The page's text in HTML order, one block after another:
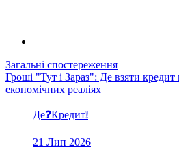
Загальні спостереження
Гроші "Тут і Зараз": Де взяти кредит
економічних реаліях
Де❓Кредит❕
21 Лип 2026